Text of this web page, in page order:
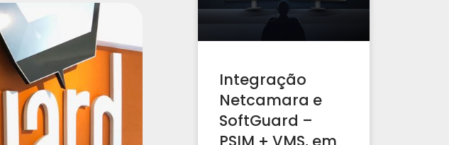
Integração
Netcamara e
SoftGuard –